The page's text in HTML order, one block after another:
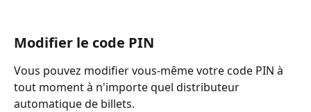
Modifier le code PIN
Vous pouvez modifier vous-même votre code PIN à
tout moment à n'importe quel distributeur
automatique de billets.